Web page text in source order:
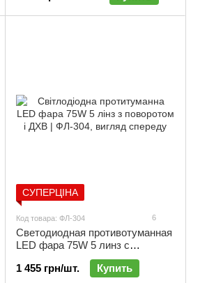
СУПЕРЦІНА
Код товара: ФЛ-304 6
Светодиодная противотуманная
LED фара 75W 5 линз с
поворотом и ДХВ | ФЛ-304
1 455 грн/шт.
Купить